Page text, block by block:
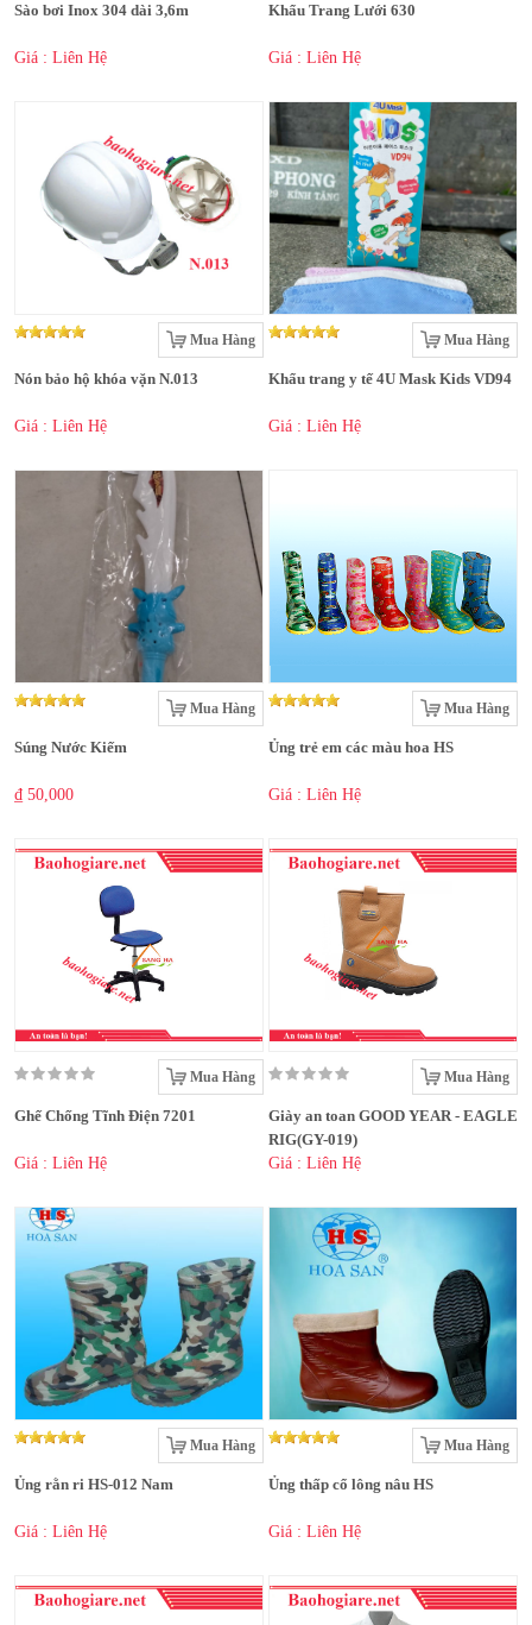
Sào bơi Inox 304 dài 3,6m
Giá : Liên Hệ
Khẩu Trang Lưới 630
Giá : Liên Hệ
Mua Hàng
Nón bảo hộ khóa vặn N.013
Giá : Liên Hệ
Mua Hàng
Khẩu trang y tế 4U Mask Kids VD94
Giá : Liên Hệ
Mua Hàng
Súng Nước Kiếm
₫ 50,000
Mua Hàng
Ủng trẻ em các màu hoa HS
Giá : Liên Hệ
Mua Hàng
Ghế Chống Tĩnh Điện 7201
Giá : Liên Hệ
Mua Hàng
Giày an toan GOOD YEAR - EAGLE
RIG(GY-019)
Giá : Liên Hệ
Mua Hàng
Ủng rằn ri HS-012 Nam
Giá : Liên Hệ
Mua Hàng
Ủng thấp cổ lông nâu HS
Giá : Liên Hệ